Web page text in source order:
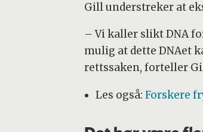
Gill understreker at
– Vi kaller slikt DNA
mulig at dette DNAet
rettssaken, forteller
Les også: Forskere